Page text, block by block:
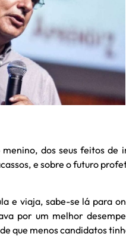
menino, dos seus feitos
e sobre o futuro
e viaja, sabe-se lá para
por um melhor
que menos candidatos